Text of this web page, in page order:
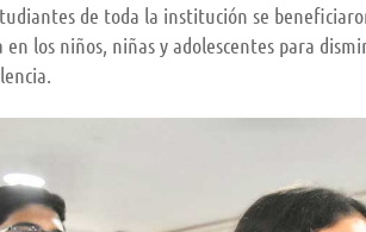
de toda la institución se
en los niños, niñas y adolescentes para